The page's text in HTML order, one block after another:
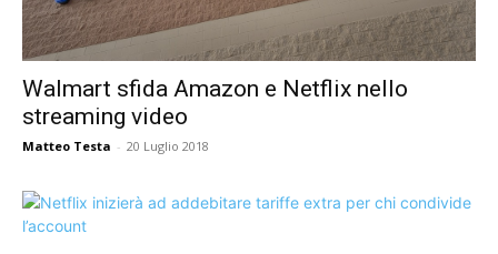
Walmart sfida Amazon e Netflix nello
streaming video
Matteo Testa - 20 Luglio 2018